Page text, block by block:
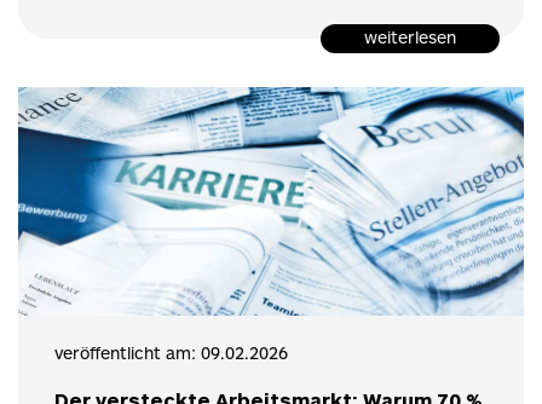
weiterlesen
veröffentlicht am: 09.02.2026